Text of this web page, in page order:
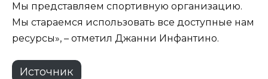
Мы представляем спортивную организацию.
Мы стараемся использовать все доступные нам
ресурсы», – отметил Джанни Инфантино.
Источник